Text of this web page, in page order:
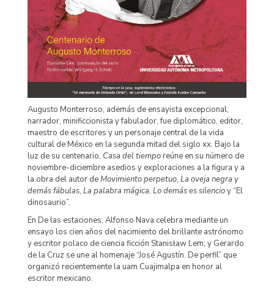
Augusto Monterroso, además de ensayista excepcional,
narrador, minificcionista y fabulador, fue diplomático, editor,
maestro de escritores y un personaje central de la vida
cultural de México en la segunda mitad del siglo xx. Bajo la
luz de su centenario, Casa del tiemporeúne en su número de
noviembre-diciembre asedios y exploraciones a la figura y a
la obra del autor deMovimiento perpetuo, La oveja negra y
demás fábulas, La palabra mágica, Lo demás es silencioy “El
dinosaurio”.
En De las estaciones, Alfonso Nava celebra mediante un
ensayo los cien años del nacimiento del brillante astrónomo
y escritor polaco de ciencia ficción Stanisław Lem; y Gerardo
de la Cruz se une al homenaje “José Agustín. De perfil” que
organizó recientemente la uam Cuajimalpa en honor al
escritor mexicano.